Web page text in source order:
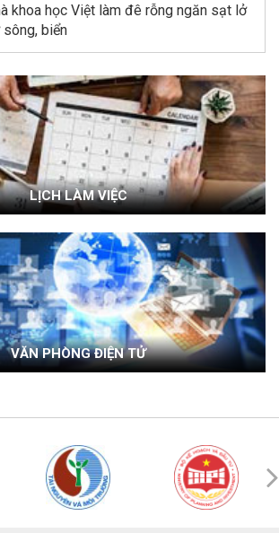
khoa học Việt làm đê rỗng ngăn sạt lở
sông, biển
LỊCH LÀM VIỆC
VĂN PHÒNG ĐIỆN TỬ